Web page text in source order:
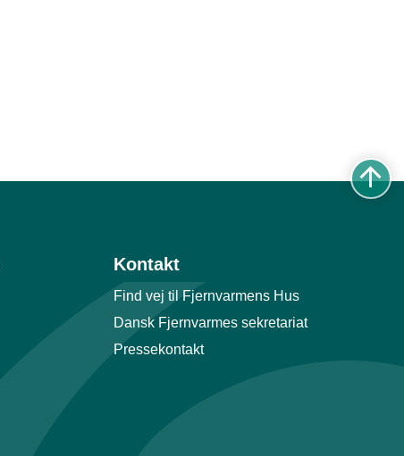
Kontakt
Find vej til Fjernvarmens Hus
Dansk Fjernvarmes sekretariat
Pressekontakt